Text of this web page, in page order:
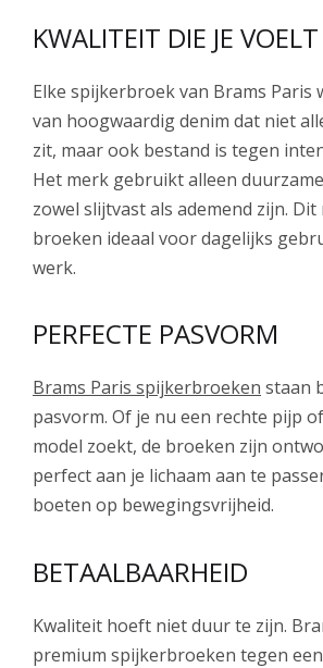
KWALITEIT DIE JE VOELT
Elke spijkerbroek van Brams Paris
van hoogwaardig denim dat niet
zit, maar ook bestand is tegen
Het merk gebruikt alleen
zowel slijtvast als ademend zijn.
broeken ideaal voor dagelijks
werk.
PERFECTE PASVORM
Brams Paris spijkerbroeken staan
pasvorm. Of je nu een rechte pijp
model zoekt, de broeken zijn
perfect aan je lichaam aan te
boeten op bewegingsvrijheid.
BETAALBAARHEID
Kwaliteit hoeft niet duur te zijn.
premium spijkerbroeken tegen